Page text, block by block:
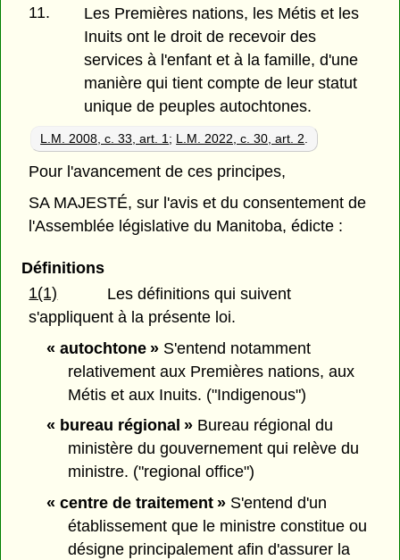
11.
Les Premières nations, les Métis et les
Inuits ont le droit de recevoir des
services à l'enfant et à la famille, d'une
manière qui tient compte de leur statut
unique de peuples autochtones.
L.M. 2008, c. 33, art. 1 ; L.M. 2022, c. 30, art. 2
Pour l'avancement de ces principes,
SA MAJESTÉ, sur l'avis et du consentement de
l'Assemblée législative du Manitoba, édicte :
Définitions
1(1)
Les définitions qui suivent
s'appliquent à la présente loi.
« autochtone »S'entend notamment
relativement aux Premières nations, aux
Métis et aux Inuits. ("Indigenous")
« bureau régional »Bureau régional du
ministère du gouvernement qui relève du
ministre. ("regional office")
« centre de traitement »S'entend d'un
établissement que le ministre constitue ou
désigne principalement afin d'assurer la